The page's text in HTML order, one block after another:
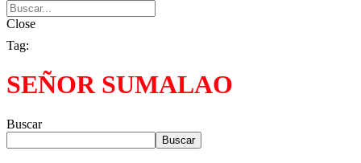
Close
Tag:
SEÑOR SUMALAO
Buscar
Buscar